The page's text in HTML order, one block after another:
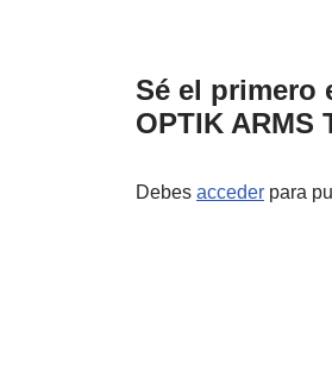
Sé el primero
OPTIK ARMS
Debes acceder para